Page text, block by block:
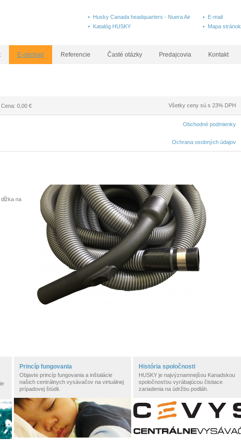
• E-mail
• Mapa stránok
• Husky Canada headquarters - Nuera Air
• Katalóg HUSKY
E-obchod Referencie Časté otázky Predajcovia Kontakt
0,00 € Všetky ceny sú s 23% DPH
Obchodné podmienky
Ochrana osobných údajov
na
Princíp fungovania
Objavte princíp fungovania a inštalácie
našich centrálnych vysávačov na virtuálnej
prípadovej štúdii.
História spoločnosti
HUSKY je najvýznamnejšou Kanadskou
spoločnosťou vyrábajúcou čistiace
zariadenia na údržbu podláh.